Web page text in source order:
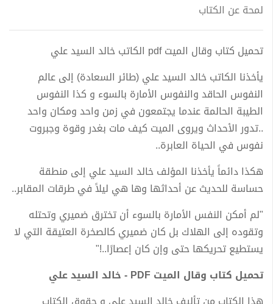
لمحة عن الكتاب
تحميل كتاب وقال الميت pdf الكاتب خالد السيد علي
يأخذنا الكاتب خالد السيد علي (طائر السعادة) إلى عالم
النفوس الحاقد والنفوس الأمارة بالسوء و كذا النفوس
الطيبة الحالمة عندما يجتمعون في زمن واحد ومكان واحد
..تدور الأحداث ويروى الميت كيف مات بغدر وقوة وجبروت
نفوس في الحياة العابرة..
هكذا دائماً يأخذنا المؤلف خالد السيد علي إلى منطقة
حساسة للحديث عن أحداثها وها هي ليلاً في طرقات المقابر..
"لم أمكن النفس الأمارة بالسوء أن تخترق ضميري وتحتله
وتقوده إلى الهلاك بل كان ضميري كالصخرة العتيقة التي لا
يستطيع تحريكها حتى وإن كان إعصارًا..!"
تحميل كتاب وقال الميت PDF - خالد السيد علي